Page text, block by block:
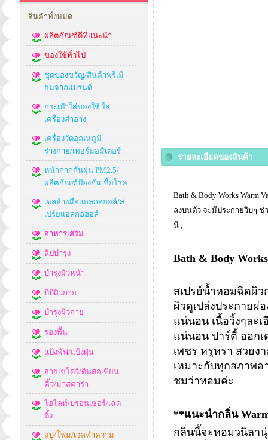
สินค้าทั้งหมด
ผลิตภัณฑ์ดีที่แนะนำ
ของใช้ทั่วไป
ชุดของขวัญ/สินค้าพรีเมี่
ยมจากแบรนด์
กระเป๋าใส่ของใช้ ใส่
เครื่องสำอาง
เครื่องวัดอุณหภูมิ
ร่างกาย/เทอร์มอมิเตอร์
หน้ากากกันฝุ่น PM2.5/
ผลิตภัณฑ์ป้องกันเชื้อโรค
เจลล้างมือแอลกอฮอล์/ส
เปร์ยแอลกอฮอล์
อาหารเสริม
ลิปบำรุง
บำรุงผิวหน้า
บีบีผิวกาย
บำรุงผิวกาย
รองพื้น
แป้งพัฟ/แป้งฝุ่น
อายเชโดว์/ดินสอเขียน
คิ้ว/มาสคาร่า
ไฮไลท์/บรอนเซอร์/เฉด
ดิ้ง
สบู่/โฟม/เจลทำความ
รายละเอียดของสินค้า
Bath & Body Works Warm
ลงบนตัว จะมีประกายวิบๆ
นี ,
Bath & Body
สเปรย์น้ำหอมฉีดผิว
ผิวดูเปล่งประกายผ่
แน่นอน เนื้อวิ้งๆละ
แน่นอน ปาร์ตี้ ออกเ
เพชร หรูหรา สวย
เหมาะกับทุกสภาพ
ชมว่าหอมค่ะ
**แนะนำกลิ่น
กลิ่นนี้จะหอมวนิลา